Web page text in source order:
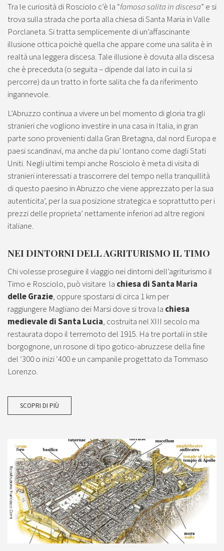
Tra le curiosità di Rosciolo c’è la “famosa salita in discesa” e si
trova sulla strada che porta alla chiesa di Santa Maria in Valle
Porclaneta. Si tratta semplicemente di un’affascinante
illusione ottica poichè quella che appare come una salita è in
realtà una leggera discesa. Tale illusione è dovuta alla discesa
che è preceduta (o seguita – dipende dal lato in cui la si
percorre) da un tratto in forte salita che fa da riferimento
ingannevole.
L’Abruzzo continua a vivere un bel momento di gloria tra gli
stranieri che vogliono investire in una casa in Italia, in gran
parte sono provenienti dalla Gran Bretagna, dal nord Europa e
paesi scandinavi, ma anche da piu’ lontano come dagli Stati
Uniti. Negli ultimi tempi anche Rosciolo è meta di visita di
stranieri interessati a trascorrere del tempo nella tranquillità
di questo paesino in Abruzzo che viene apprezzato per la sua
autenticita’, per la sua posizione strategica e soprattutto per i
prezzi delle proprieta’ nettamente inferiori ad altre regioni
italiane.
NEI DINTORNI DELL AGRITURISMO IL TIMO
Chi volesse proseguire il viaggio nei dintorni dell’agriturismo il
Timo e Rosciolo, può visitare la chiesa di Santa Maria
delle Grazie, oppure spostarsi di circa 1 km per
raggiungere Magliano dei Marsi dove si trova la chiesa
medievale di Santa Lucia, costruita nel XIII secolo ma
restaurata dopo il terremoto del 1915. Ha tre portali in stile
borgognone, un rosone di tipo gotico-abruzzese della fine
del ‘300 o inizi ‘400 e un campanile progettato da Tommaso
Lorenzo.
SCOPRI DI PIÙ